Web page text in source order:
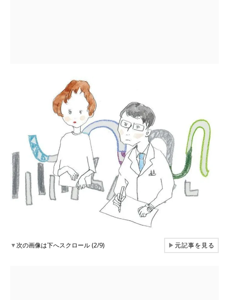
▼次の画像は下へスクロール (2/9) ▶元記事を見る